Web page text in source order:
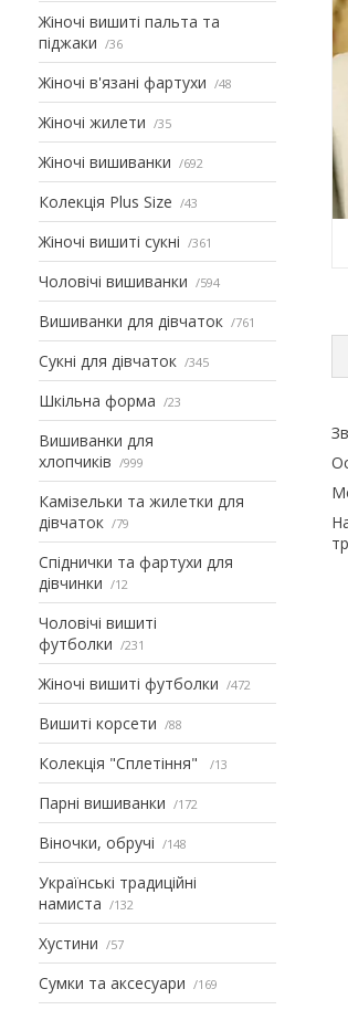
Жіночі вишиті пальта та
піджаки
36
Жіночі в'язані фартухи 48
Жіночі жилети 35
Жіночі вишиванки 692
Колекція Plus Size 43
Жіночі вишиті сукні 361
Чоловічі вишиванки 594
Вишиванки для дівчаток 761
Сукні для дівчаток 345
Шкільна форма 23
Вишиванки для
хлопчиків
999
Камізельки та жилетки для
дівчаток
79
Спіднички та фартухи для
дівчинки
12
Чоловічі вишиті
футболки
231
Жіночі вишиті футболки 472
Вишиті корсети 88
Колекція "Сплетіння" 13
Парні вишиванки 172
Віночки, обручі 148
Українські традиційні
намиста
132
Хустини 57
Сумки та аксесуари 169